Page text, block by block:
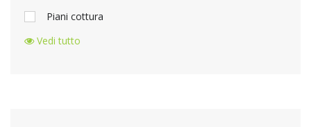
Piani cottura
Vedi tutto